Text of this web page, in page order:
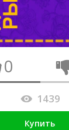
0
1439
Купить